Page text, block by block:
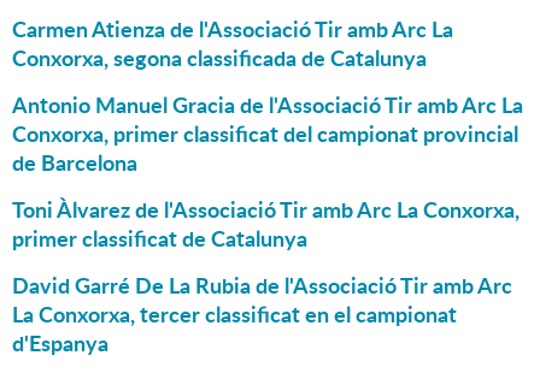
Carmen Atienza de l'Associació Tir amb Arc La
Conxorxa, segona classificada de Catalunya
Antonio Manuel Gracia de l'Associació Tir amb Arc La
Conxorxa, primer classificat del campionat provincial
de Barcelona
Toni Àlvarez de l'Associació Tir amb Arc La Conxorxa,
primer classificat de Catalunya
David Garré De La Rubia de l'Associació Tir amb Arc
La Conxorxa, tercer classificat en el campionat
d'Espanya